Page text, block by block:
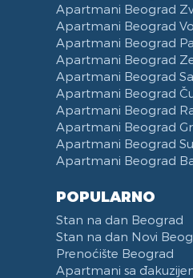
Apartmani Beograd
Apartmani Beograd
Apartmani Beograd
Apartmani Beograd
Apartmani Beograd
Apartmani Beograd
Apartmani Beograd
Apartmani Beograd
Apartmani Beograd
Apartmani Beograd
POPULARNO
Stan na dan Beograd
Stan na dan Novi
Prenoćište Beograd
Apartmani sa